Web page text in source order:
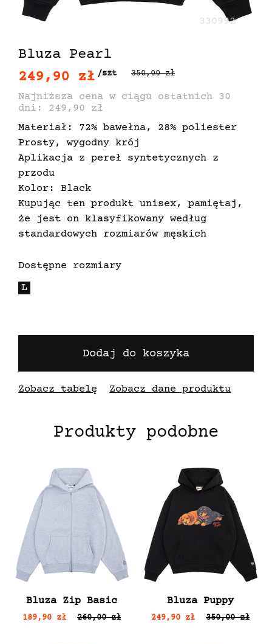
Bluza Pearl
330992
249,90 zł /szt 350,00 zł
Najniższa cena w ciągu ostatnich 30
dni: 249,90 zł
Materiał: 72% bawełna, 28% poliester
Prosty, wygodny krój
Aplikacja z pereł syntetycznych z
przodu
Kolor: Black
Kupując ten produkt unisex, pamiętaj,
że jest on klasyfikowany według
standardowych rozmiarów męskich
Dostępne rozmiary
L
Dodaj do koszyka
Zobacz tabelę Zobacz dane produktu
Produkty podobne
Bluza Zip Basic
189,90 zł 260,00 zł
Bluza Puppy
249,90 zł 350,00 zł